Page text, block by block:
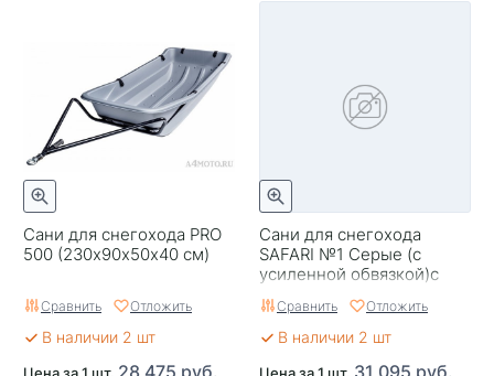
Сани для снегохода PRO
500 (230х90х50x40 см)
Сравнить Отложить
В наличии 2 шт
Цена за 1 шт. 28 475 руб.
Сани для снегохода
SAFARI №1 Серые (с
усиленной обвязкой)с
установленными
накладками
Сравнить Отложить
В наличии 2 шт
Цена за 1 шт. 31 095 руб.